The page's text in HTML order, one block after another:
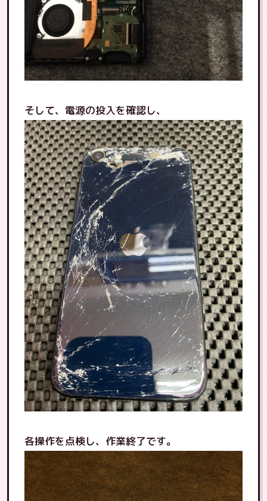
そして、電源の投入を確認し、
各操作を点検し、作業終了です。